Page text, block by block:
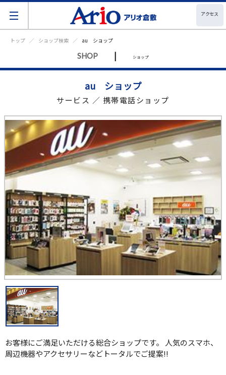
アクセス
トップ ショップ検索 au ショップ
SHOP | ショップ
au ショップ
サービス ／ 携帯電話ショップ
お客様にご満足いただける総合ショップです。 人気のスマホ、
周辺機器やアクセサリーなどトータルでご提案!!